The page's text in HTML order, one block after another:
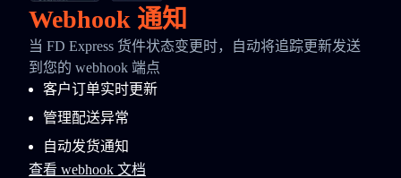
Webhook 通知
当 FD Express 货件状态变更时，自动将追踪更新发送
到您的 webhook 端点
客户订单实时更新
管理配送异常
自动发货通知
查看 webhook 文档